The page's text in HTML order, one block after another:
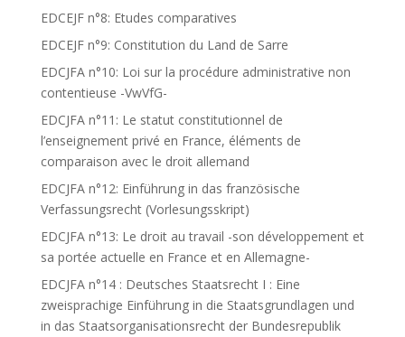
EDCEJF n°8: Etudes comparatives
EDCEJF n°9: Constitution du Land de Sarre
EDCJFA n°10: Loi sur la procédure administrative non
contentieuse -VwVfG-
EDCJFA n°11: Le statut constitutionnel de
l’enseignement privé en France, éléments de
comparaison avec le droit allemand
EDCJFA n°12: Einführung in das französische
Verfassungsrecht (Vorlesungsskript)
EDCJFA n°13: Le droit au travail -son développement et
sa portée actuelle en France et en Allemagne-
EDCJFA n°14 : Deutsches Staatsrecht I : Eine
zweisprachige Einführung in die Staatsgrundlagen und
in das Staatsorganisationsrecht der Bundesrepublik